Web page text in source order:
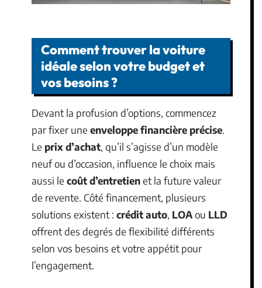
Comment trouver la voiture
idéale selon votre budget et
vos besoins ?
Devant la profusion d’options, commencez
par fixer une enveloppe financière précise.
Le prix d’achat, qu’il s’agisse d’un modèle
neuf ou d’occasion, influence le choix mais
aussi le coût d’entretienet la future valeur
de revente. Côté financement, plusieurs
solutions existent : crédit auto, LOAou LLD
offrent des degrés de flexibilité différents
selon vos besoins et votre appétit pour
l’engagement.